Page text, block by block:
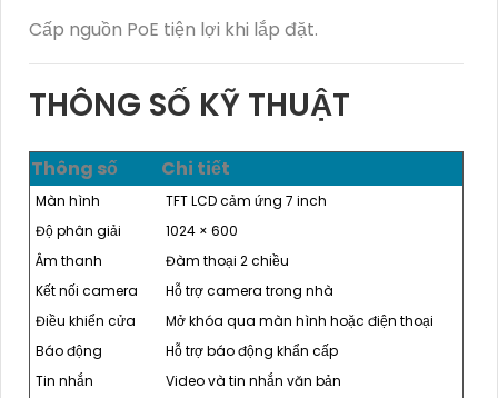
Cấp nguồn PoE tiện lợi khi lắp đặt.
THÔNG SỐ KỸ THUẬT
Thông số Chi tiết
Màn hình
TFT LCD cảm ứng 7 inch
Độ phân giải
1024 × 600
Âm thanh
Đàm thoại 2 chiều
Kết nối camera
Hỗ trợ camera trong nhà
Điều khiển cửa
Mở khóa qua màn hình hoặc điện thoại
Báo động
Hỗ trợ báo động khẩn cấp
Tin nhắn
Video và tin nhắn văn bản